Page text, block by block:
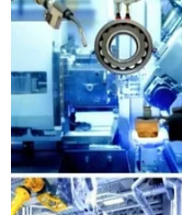
Điều trị hiệu quả
mang đồng thời
hiếm gặp
02/08/2026 05:58